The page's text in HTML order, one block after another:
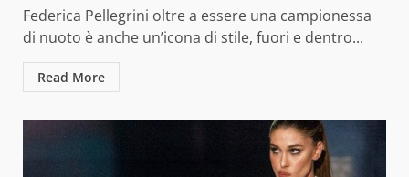
Federica Pellegrini oltre a essere una campionessa
di nuoto è anche un’icona di stile, fuori e dentro...
Read More